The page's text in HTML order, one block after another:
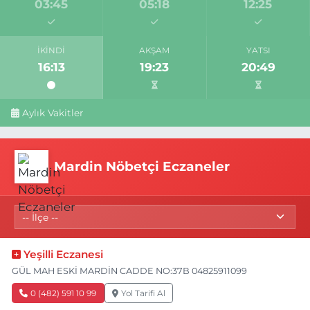
03:45 05:18 12:25
İKINDI
16:13
AKŞAM
19:23
YATSI
20:49
Aylık Vakitler
Mardin Nöbetçi Eczaneler
Yeşilli Eczanesi
GÜL MAH ESKİ MARDİN CADDE NO:37B 04825911099
0 (482) 591 10 99 Yol Tarifi Al